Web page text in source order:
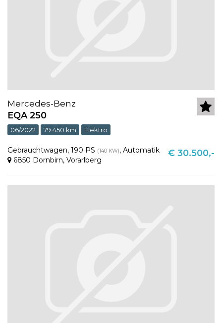
Mercedes-Benz
EQA 250
06/2022 79.450 km Elektro
Gebrauchtwagen, 190 PS (140 KW), Automatik
6850 Dornbirn, Vorarlberg
€ 30.500,-